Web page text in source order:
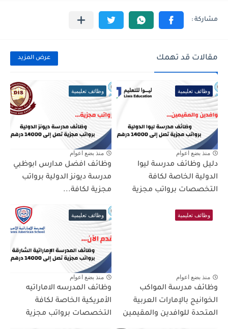
مقالات قد تهمك عرض المزيد
وظائف تعليمية
منذ بضع اعوام
دليل وظائف مدرسة ليوا
الدولية الخاصة لكافة
التخصصات برواتب مجزية
وظائف تعليمية
منذ بضع اعوام
وظائف افضل مدارس ابوظبي
مدرسة ديونز الدولية برواتب
مجزية لكافة...
وظائف تعليمية
منذ بضع اعوام
وظائف مدرسة المواكب
الخوانيج بالإمارات العربية
المتحدة للوافدين والمقيمين
وظائف تعليمية
منذ بضع اعوام
وظائف المدرسه الاماراتيه
الأمريكية الخاصة لكافة
التخصصات برواتب مجزية